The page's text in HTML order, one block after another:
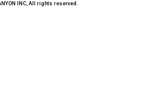
INC, All rights reserved.